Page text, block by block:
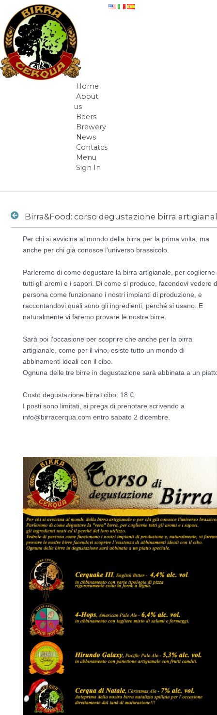
Skip to Content
Birra&Food: corso degustazione birra
artigianale 4 dicembre 2017 - News
Navigation
Home
About
us
Beers
Brewery
News
Contatcs
Menu
Sign In
Breadcrumbs
/
Birra&Food: corso degustazione birra artigianale 4 dicembre 2017
Per chi si avvicina al mondo della birra per la prima volta, ma
anche per chi già conosce l'universo brassicolo.
Parleremo di come degustare la birra artigianale, per coglierne
tutti gli aromi e i sapori. Di come si produce, facendovi vedere
persona come funzionano i nostri impianti di produzione, e
raccontandovi quali sono gli ingredienti, perché si usano. E
naturalmente vi faremo provare le nostre birre.
Sarà poi l'occasione per scoprire che anche per la birra
artigianale, come per il vino, esiste tutto un mondo di
abbinamenti ideali con il cibo.
Ognuna delle tre birre in degustazione sarà abbinata a un
Costo degustazione birra+cibo: 18 €
I posti sono limitati, si prega di prenotare scrivendo a
info@birracerqua.com entro sabato 2 dicembre.